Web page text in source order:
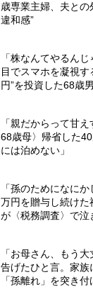
歳専業主婦、夫との
違和感”
「株なんてやるん
目でスマホを凝視
円”を投資した68歳
「親だからって甘
68歳母〉帰省した
には泊めない」
「孫のためになに
万円を贈与し続け
が〈税務調査〉で泣
「お母さん、もう
告げたひと言。家
「孫離れ」を突き